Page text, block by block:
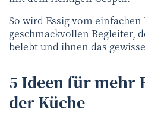
So wird Essig vom
geschmackvollen Begleiter,
belebt und ihnen das
5 Ideen für mehr
der Küche